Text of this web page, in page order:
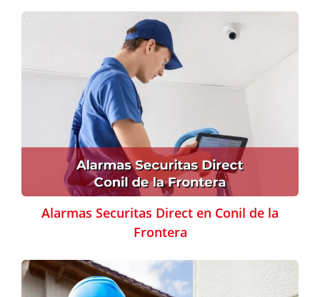
Alarmas Securitas Direct en Conil de la
Frontera